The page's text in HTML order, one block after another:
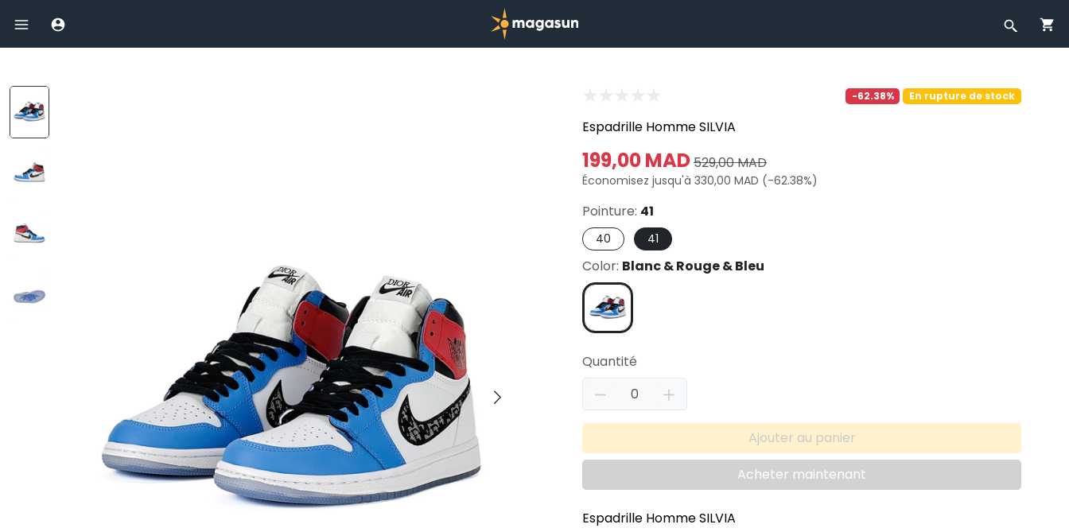
-62.38% En rupture de stock
Espadrille Homme SILVIA
199,00 MAD529,00 MAD
Économisez jusqu'à 330,00 MAD (-62.38%)
Pointure: 41
40 41
Color: Blanc & Rouge & Bleu
Quantité
Ajouter au panier
Acheter maintenant
Espadrille Homme SILVIA